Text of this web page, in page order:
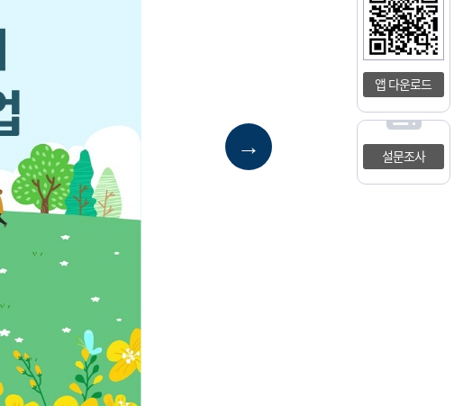
앱 다운로드
설문조사
→